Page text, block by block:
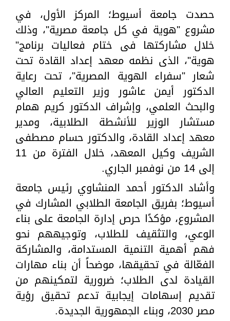
حصدت جامعة أسيوط؛ المركز الأول، في
مشروع "هوية في كل جامعة مصرية"، وذلك
خلال مشاركتها فى ختام فعاليات برنامج"
هوية"، الذى نظمه معهد إعداد القادة تحت
شعار "سفراء الهوية المصرية"، تحت رعاية
الدكتور أيمن عاشور وزير التعليم العالي
والبحث العلمي، وإشراف الدكتور كريم همام
مستشار الوزير للأنشطة الطلابية، ومدير
معهد إعداد القادة، والدكتور حسام مصطفى
الشريف وكيل المعهد، خلال الفترة من 11
إلى 14 من نوفمبر الجاري.
وأشاد الدكتور أحمد المنشاوي رئيس جامعة
أسيوط؛ بفريق الجامعة الطلابي المشارك في
المشروع، مؤكدًا حرص إدارة الجامعة على بناء
الوعي، والتثقيف للطلاب، وتوجيههم نحو
فهم أهمية التنمية المستدامة، والمشاركة
الفعّالة في تحقيقها، موضحاً أن بناء مهارات
القيادة لدى الطلاب؛ ضرورية لتمكينهم من
تقديم إسهامات إيجابية تدعم تحقيق رؤية
مصر 2030، وبناء الجمهورية الجديدة.